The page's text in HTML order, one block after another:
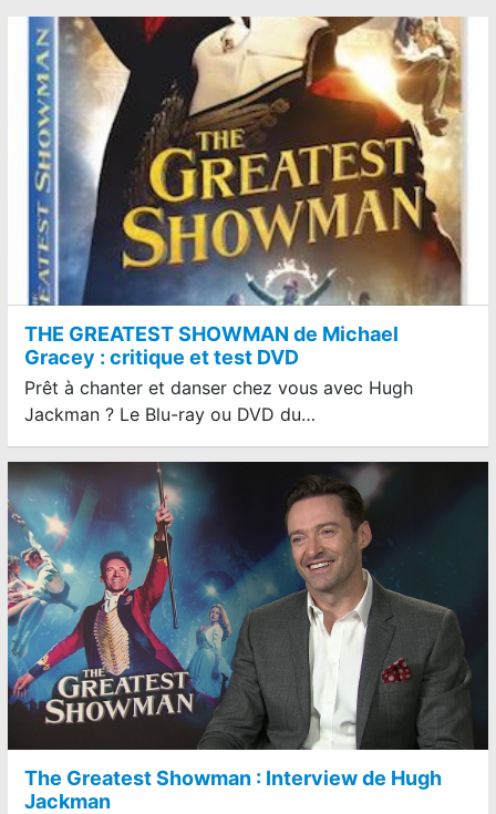
THE GREATEST SHOWMAN de Michael
Gracey : critique et test DVD
Prêt à chanter et danser chez vous avec Hugh
Jackman ? Le Blu-ray ou DVD du…
The Greatest Showman : Interview de Hugh
Jackman